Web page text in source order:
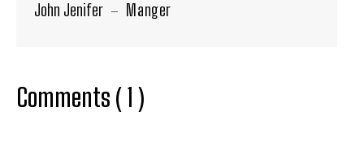
John Jenifer Manger
Comments ( 1 )